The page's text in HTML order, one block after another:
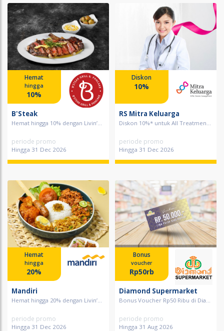
Hemat
hingga
10%
B'Steak
Hemat hingga 10% dengan Livin’...
periode promo
Hingga 31 Dec 2026
Diskon
10%
RS Mitra Keluarga
Diskon 10%* untuk All Treatmen...
periode promo
Hingga 31 Dec 2026
Hemat
hingga
20%
Mandiri
Hemat hingga 20% dengan Livin’...
periode promo
Hingga 31 Dec 2026
Bonus
voucher
Rp50rb
Diamond Supermarket
Bonus Voucher Rp50 Ribu di Dia...
periode promo
Hingga 31 Aug 2026